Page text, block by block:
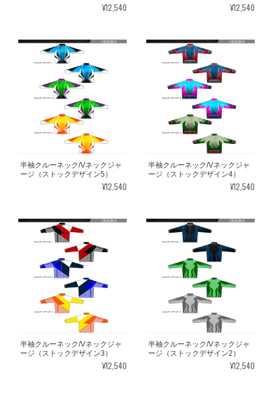
¥12,540 ¥12,540
半袖クルーネック/Vネックジャ
ージ（ストックデザイン5）
¥12,540
半袖クルーネック/Vネックジャ
ージ（ストックデザイン4）
¥12,540
半袖クルーネック/Vネックジャ
ージ（ストックデザイン3）
¥12,540
半袖クルーネック/Vネックジャ
ージ（ストックデザイン2）
¥12,540